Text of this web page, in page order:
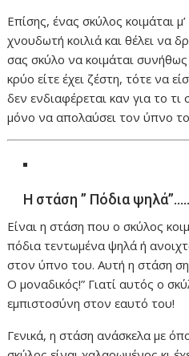
Επίσης, ένας σκύλος κοιμάται
χνουδωτή κοιλιά και θέλει να
σας σκύλο να κοιμάται συνήθως
κρύο είτε έχει ζέστη, τότε να
δεν ενδιαφέρεται καν για το
μόνο να απολαύσει τον ύπνο
Η στάση ” Πόδια ψηλά”…..
Είναι η στάση που ο σκύλος
πόδια τεντωμένα ψηλά ή
στον ύπνο του. Αυτή η στάση
Ο μοναδικός!” Γιατί αυτός ο
εμπιστοσύνη στον εαυτό του!
Γενικά, η στάση ανάσκελα με